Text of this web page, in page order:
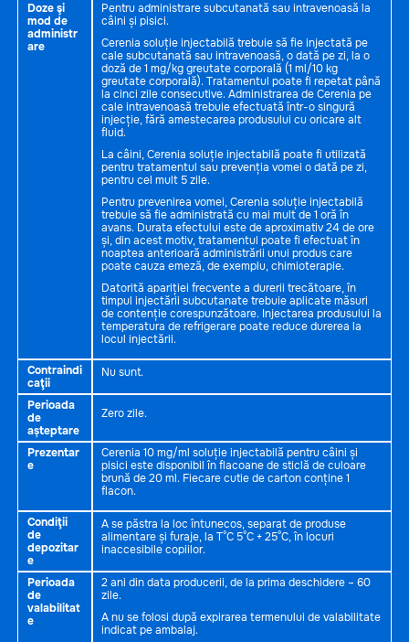
Doze şi
mod de
administr
are
Pentru administrare subcutanată sau intravenoasă la
câini și pisici.
Cerenia soluție injectabilă trebuie să fie injectată pe
cale subcutanată sau intravenoasă, o dată pe zi, la o
doză de 1 mg/kg greutate corporală (1 ml/10 kg
greutate corporală). Tratamentul poate fi repetat până
la cinci zile consecutive. Administrarea de Cerenia pe
cale intravenoasă trebuie efectuată într-o singură
injecție, fără amestecarea produsului cu oricare alt
fluid.
La câini, Cerenia soluție injectabilă poate fi utilizată
pentru tratamentul sau prevenția vomei o dată pe zi,
pentru cel mult 5 zile.
Pentru prevenirea vomei, Cerenia soluție injectabilă
trebuie să fie administrată cu mai mult de 1 oră în
avans. Durata efectului este de aproximativ 24 de ore
și, din acest motiv, tratamentul poate fi efectuat în
noaptea anterioară administrării unui produs care
poate cauza emeză, de exemplu, chimioterapie.
Datorită apariției frecvente a durerii trecătoare, în
timpul injectării subcutanate trebuie aplicate măsuri
de contenție corespunzătoare. Injectarea produsului la
temperatura de refrigerare poate reduce durerea la
locul injectării.
Contraindi
caţii
Nu sunt.
Perioada
de
așteptare
Zero zile.
Prezentar
e
Cerenia 10 mg/ml soluție injectabilă pentru câini și
pisici este disponibil în flacoane de sticlă de culoare
brună de 20 ml. Fiecare cutie de carton conține 1
flacon.
Condiţii
de
depozitar
e
A se păstra la loc întunecos, separat de produse
alimentare și furaje, la T°C 5°C + 25°C, în locuri
inaccesibile copiilor.
Perioada
de
valabilitat
e
2 ani din data producerii, de la prima deschidere – 60
zile.
A nu se folosi după expirarea termenului de valabilitate
indicat pe ambalaj.